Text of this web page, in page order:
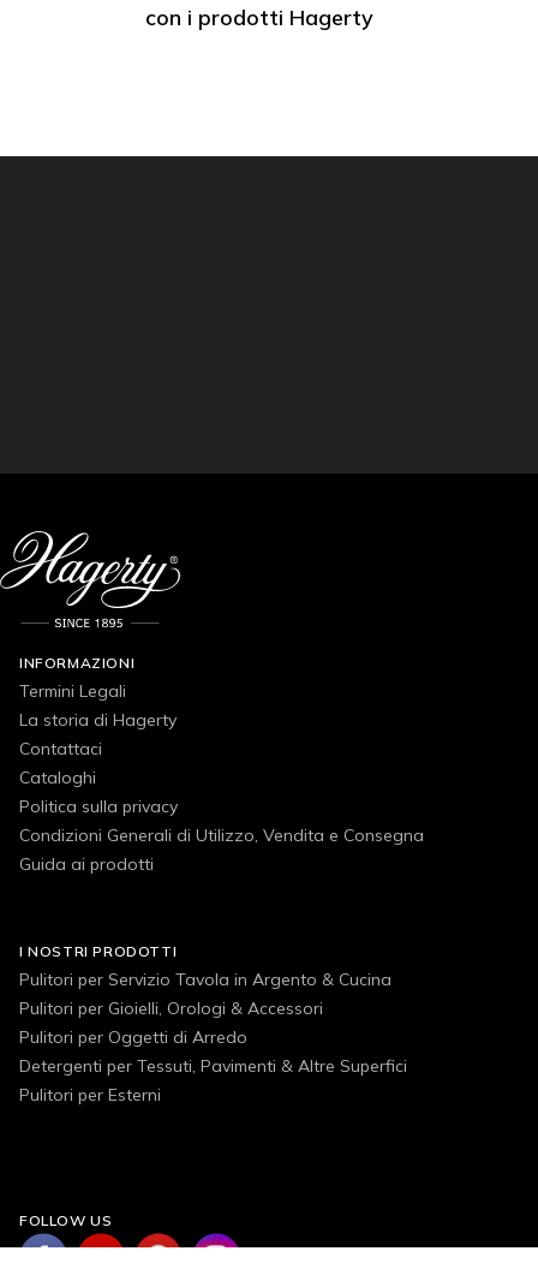
con i prodotti Hagerty
INFORMAZIONI
Termini Legali
La storia di Hagerty
Contattaci
Cataloghi
Politica sulla privacy
Condizioni Generali di Utilizzo, Vendita e Consegna
Guida ai prodotti
I NOSTRI PRODOTTI
Pulitori per Servizio Tavola in Argento & Cucina
Pulitori per Gioielli, Orologi & Accessori
Pulitori per Oggetti di Arredo
Detergenti per Tessuti, Pavimenti & Altre Superfici
Pulitori per Esterni
FOLLOW US